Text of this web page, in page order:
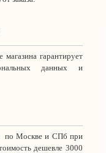
магазина гарантирует
данных и
по Москве и СПб при
дешевле 3000